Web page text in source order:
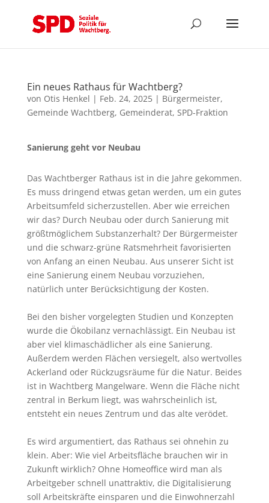
Ein neues Rathaus für Wachtberg?
von Otis Henkel | Feb. 24, 2025| Bürgermeister,
Gemeinde Wachtberg, Gemeinderat, SPD-Fraktion
Sanierung geht vor Neubau
Das Wachtberger Rathaus ist in die Jahre gekommen.
Es muss dringend etwas getan werden, um ein gutes
Arbeitsumfeld sicherzustellen. Aber wie erreichen
wir das? Durch Neubau oder durch Sanierung mit
größtmöglichem Substanzerhalt? Der Bürgermeister
und die schwarz-grüne Ratsmehrheit favorisierten
von Anfang an einen Neubau. Aus unserer Sicht ist
eine Sanierung einem Neubau vorzuziehen,
natürlich unter Berücksichtigung der Kosten.
Bei den bisher vorgelegten Studien und Konzepten
wurde die Ökobilanz vernachlässigt. Ein Neubau ist
aber viel klimaschädlicher als eine Sanierung.
Außerdem werden Flächen versiegelt, also wertvolles
Ackerland oder Rückzugsräume für die Natur. Beides
ist in Wachtberg Mangelware. Wenn die Fläche nicht
zentral in Berkum liegt, was wahrscheinlich ist,
entsteht ein neues Zentrum und das alte verödet.
Es wird argumentiert, das Rathaus sei ohnehin zu
klein. Aber: Wie viel Arbeitsfläche brauchen wir in
Zukunft wirklich? Ohne Homeoffice wird man als
Arbeitgeber schnell unattraktiv, die Digitalisierung
soll Arbeitskräfte einsparen und die Einwohnerzahl